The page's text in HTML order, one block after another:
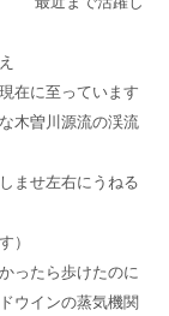
在に至っています
木曽川源流の渓流
ませ左右にうねる
）
ったら歩けたのに
ウインの蒸気機関